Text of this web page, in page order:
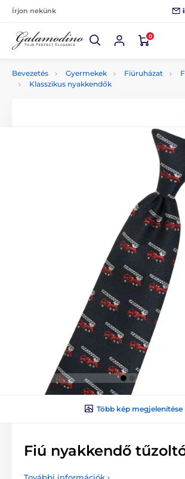
Írjon nekünk
0
Bevezetés Gyermekek Fiúruházat
Klasszikus nyakkendők
Több kép megjelenítése
Fiú nyakkendő
További információk ›